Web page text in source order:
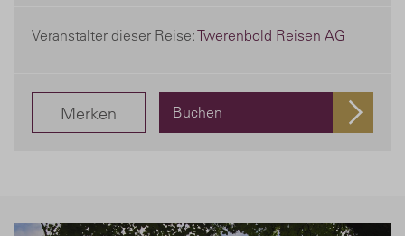
Veranstalter dieser Reise:Twerenbold Reisen AG
Merken Buchen